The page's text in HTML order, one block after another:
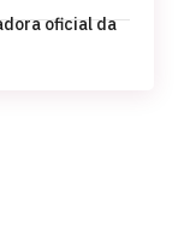
oficial da